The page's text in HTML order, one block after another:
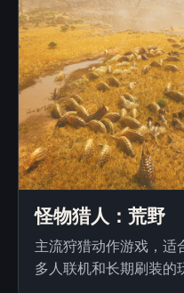
怪物猎人：荒野
主流狩猎动作游戏，适
多人联机和长期刷装的